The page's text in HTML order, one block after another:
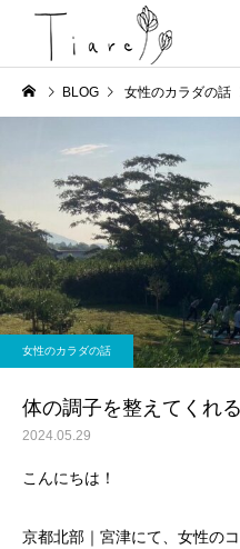
お店情報
京都北部 宮津で唯一
性専用のコンディショ
グサロンTiare（ティア
のご紹介
BLOG 女性のカラダの話
女性のカラダの話
体の調子を整えてくれ
2024.05.29
こんにちは！
京都北部｜宮津にて、女性の